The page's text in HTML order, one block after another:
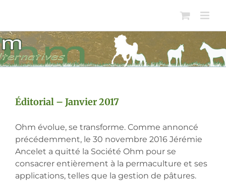
contenu
Éditorial – Janvier 2017
Ohm évolue, se transforme. Comme annoncé
précédemment, le 30 novembre 2016 Jérémie
Ancelet a quitté la Société Ohm pour se
consacrer entièrement à la permaculture et ses
applications, telles que la gestion de pâtures.